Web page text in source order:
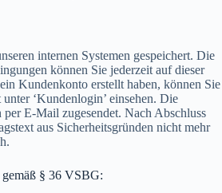
internen Systemen gespeichert. Die
können Sie jederzeit auf dieser
Kundenkonto erstellt haben, können Sie
‘Kundenlogin’ einsehen. Die
E-Mail zugesendet. Nach Abschluss
aus Sicherheitsgründen nicht mehr
§ 36 VSBG: